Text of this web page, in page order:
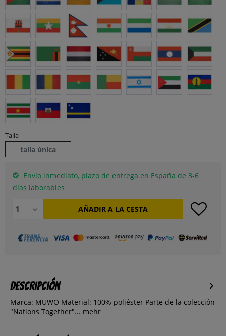
Talla
talla única
Envío inmediato, plazo de entrega en España de 3-6
días laborables
AÑADIR A LA CESTA
Descripción
Marca: MUWO Material: 100% poliéster Parte de la colección
"Nations Together"... mehr